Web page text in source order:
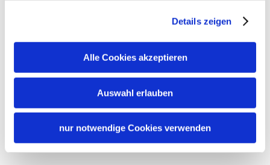
Details zeigen
Alle Cookies akzeptieren
Auswahl erlauben
nur notwendige Cookies verwenden